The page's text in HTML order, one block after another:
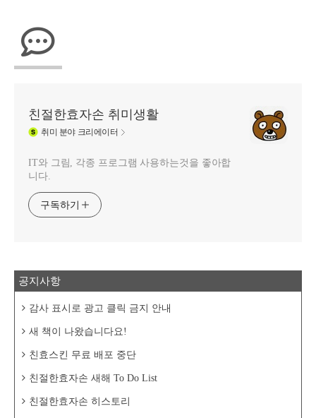
친절한효자손 취미생활
취미 분야 크리에이터
IT와 그림, 각종 프로그램 사용하는것을 좋아합
니다.
구독하기
공지사항
감사 표시로 광고 클릭 금지 안내
새 책이 나왔습니다요!
친효스킨 무료 배포 중단
친절한효자손 새해 To Do List
친절한효자손 히스토리